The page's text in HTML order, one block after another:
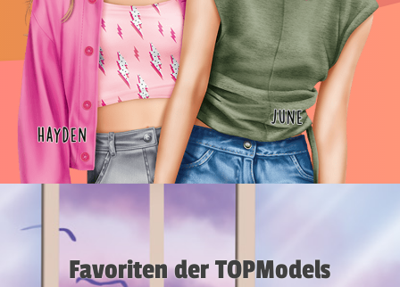
Favoriten der TOPModels